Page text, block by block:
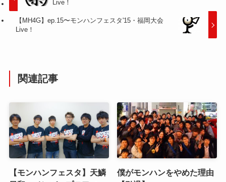
Live！
【MH4G】ep.15〜モンハンフェスタ'15・福岡大会
Live！
関連記事
【モンハンフェスタ】天鱗
僕がモンハンをやめた理由